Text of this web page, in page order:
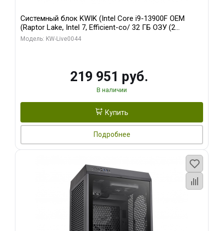
Системный блок KWIK (Intel Core i9-13900F OEM
(Raptor Lake, Intel 7, Efficient-co/ 32 ГБ ОЗУ (2
модуля)/ Gigabyte RTX5070Ti AERO OC 16GB GDDR7
Модель: KW-Live0044
219 951 руб.
В наличии
Купить
Подробнее